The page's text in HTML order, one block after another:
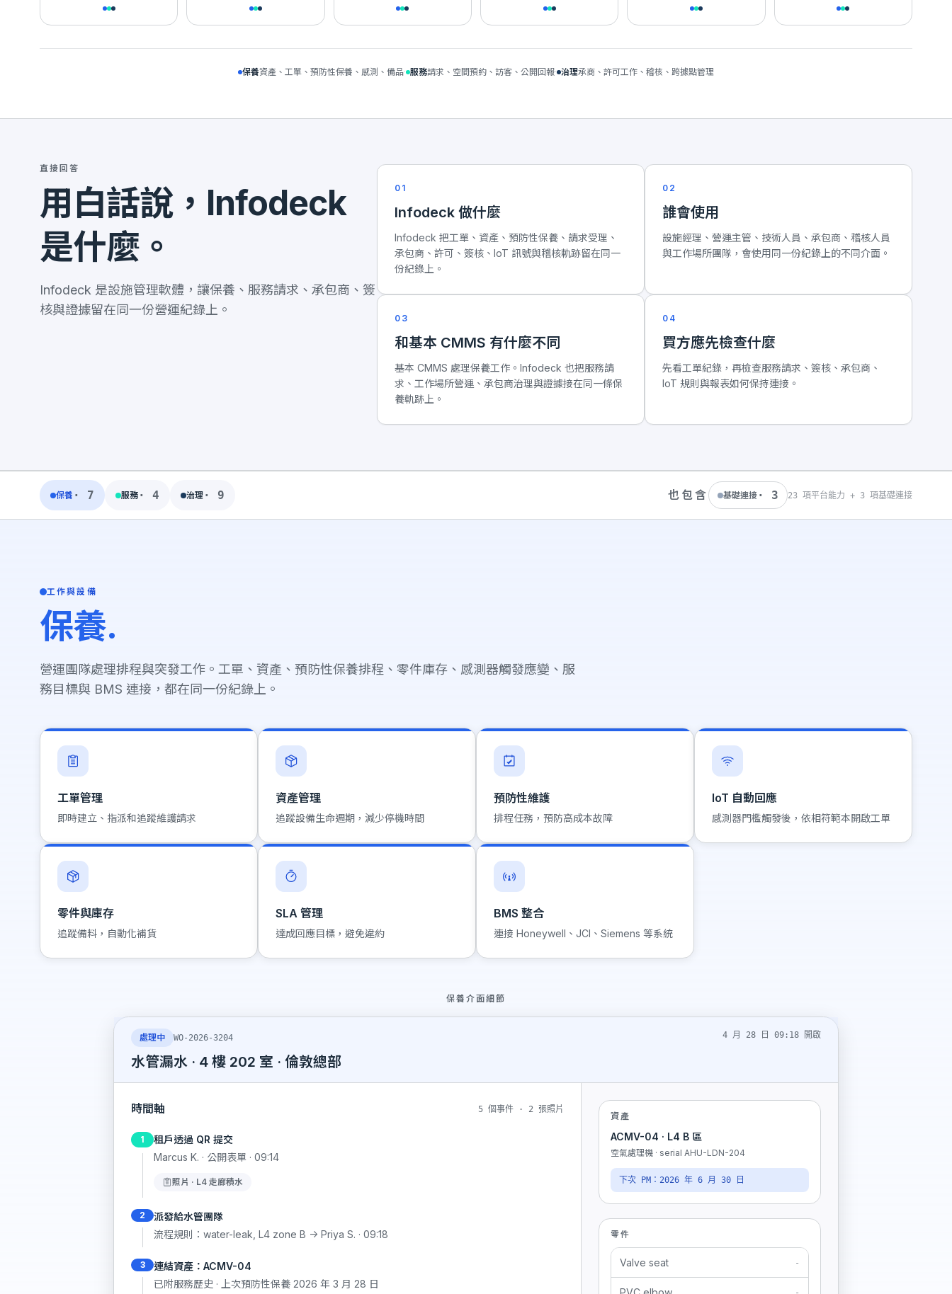
保養資產、工單、預防性保養、感測、備品· 服務請求、空間預約、訪客、公開回報· 治理承商、許可工作、稽核、跨據點管理
直接回答
用白話說，Infodeck
是什麼。
Infodeck 是設施管理軟體，讓保養、服務請求、承包商、簽
核與證據留在同一份營運紀錄上。
01
Infodeck 做什麼
Infodeck 把工單、資產、預防性保養、請求受理、
承包商、許可、簽核、IoT 訊號與稽核軌跡留在同一
份紀錄上。
02
誰會使用
設施經理、營運主管、技術人員、承包商、稽核人員
與工作場所團隊，會使用同一份紀錄上的不同介面。
03
和基本 CMMS 有什麼不同
基本 CMMS 處理保養工作。Infodeck 也把服務請
求、工作場所營運、承包商治理與證據接在同一條保
養軌跡上。
04
買方應先檢查什麼
先看工單紀錄，再檢查服務請求、簽核、承包商、
IoT 規則與報表如何保持連接。
保養 · 7 服務 · 4 治理 · 9 也包含 基礎連接 · 3 23 項平台能力 + 3 項基礎連接
工作與設備
保養.
營運團隊處理排程與突發工作。工單、資產、預防性保養排程、零件庫存、感測器觸發應變、服
務目標與 BMS 連接，都在同一份紀錄上。
工單管理
即時建立、指派和追蹤維護請求
資產管理
追蹤設備生命週期，減少停機時間
預防性維護
排程任務，預防高成本故障
IoT 自動回應
感測器門檻觸發後，依相符範本開啟工單
零件與庫存
追蹤備料，自動化補貨
SLA 管理
達成回應目標，避免違約
BMS 整合
連接 Honeywell、JCI、Siemens 等系統
保養介面細節
處理中 WO-2026-3204
水管漏水 · 4 樓 202 室 · 倫敦總部
4 月 28 日 09:18 開啟
時間軸 5 個事件 · 2 張照片
1
租戶透過 QR 提交
Marcus K. · 公開表單 · 09:14
照片 · L4 走廊積水
2
派發給水管團隊
流程規則：water-leak, L4 zone B -> Priya S. · 09:18
3
連結資產：ACMV-04
已附服務歷史 · 上次預防性保養 2026 年 3 月 28 日
資產
ACMV-04 · L4 B 區
空氣處理機 · serial AHU-LDN-204
下次 PM：2026 年 6 月 30 日
零件
Valve seat -